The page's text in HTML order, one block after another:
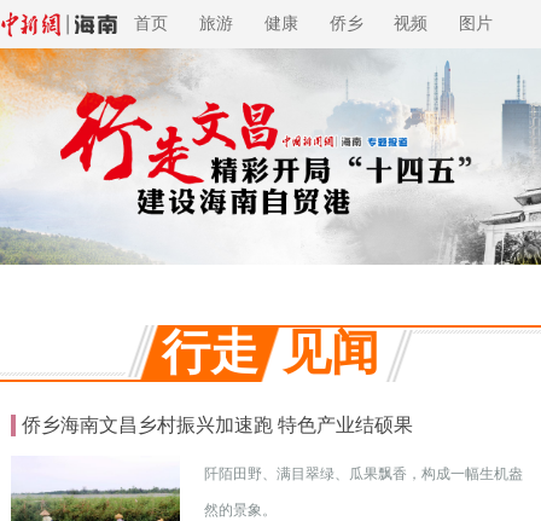
首页 旅游 健康 侨乡 视频 图片
行走 见闻
侨乡海南文昌乡村振兴加速跑 特色产业结硕果
阡陌田野、满目翠绿、瓜果飘香，构成一幅生机盎
然的景象。